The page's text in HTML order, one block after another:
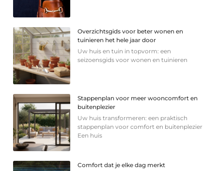
Overzichtsgids voor beter wonen en
tuinieren het hele jaar door
Uw huis en tuin in topvorm: een
seizoensgids voor wonen en tuinieren
Stappenplan voor meer wooncomfort en
buitenplezier
Uw huis transformeren: een praktisch
stappenplan voor comfort en buitenplezier
Een huis
Comfort dat je elke dag merkt